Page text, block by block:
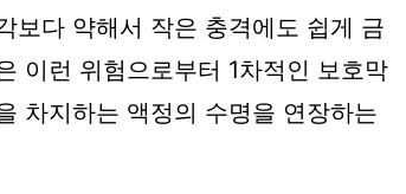
보다 약해서 작은 충격에도 쉽게 금
이런 위험으로부터 1차적인 보호막
차지하는 액정의 수명을 연장하는